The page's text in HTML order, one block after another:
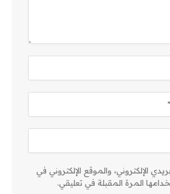
الإلكتروني، والموقع الإلكتروني في
المرة المقبلة في تعليقي.